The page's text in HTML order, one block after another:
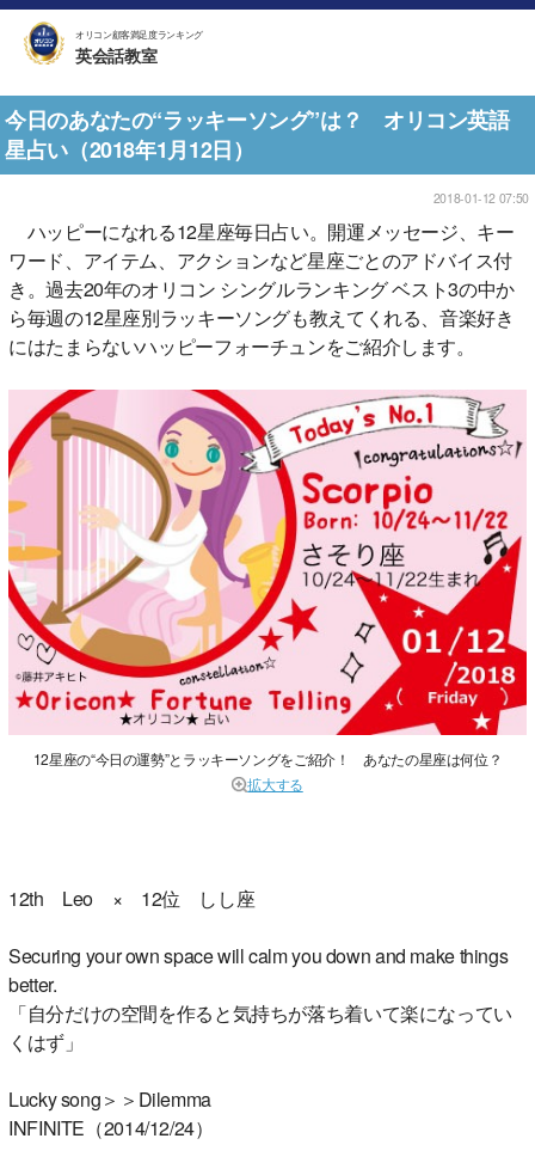
オリコン顧客満足度ランキング
英会話教室
今日のあなたの“ラッキーソング”は？ オリコン英語
星占い（2018年1月12日）
2018-01-12 07:50
ハッピーになれる12星座毎日占い。開運メッセージ、キー
ワード、アイテム、アクションなど星座ごとのアドバイス付
き。過去20年のオリコン シングルランキング ベスト3の中か
ら毎週の12星座別ラッキーソングも教えてくれる、音楽好き
にはたまらないハッピーフォーチュンをご紹介します。
12星座の“今日の運勢”とラッキーソングをご紹介！ あなたの星座は何位？
拡大する
12th Leo × 12位 しし座
Securing your own space will calm you down and make things
better.
「自分だけの空間を作ると気持ちが落ち着いて楽になってい
くはず」
Lucky song＞＞Dilemma
INFINITE（2014/12/24）